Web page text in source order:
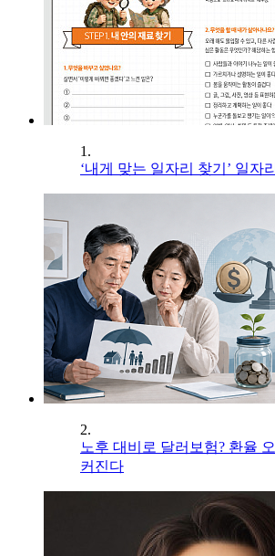
1.
‘내게 맞는 일자리 찾기’ 일자
2.
노후 대비로 달러보험? 환율
커진다